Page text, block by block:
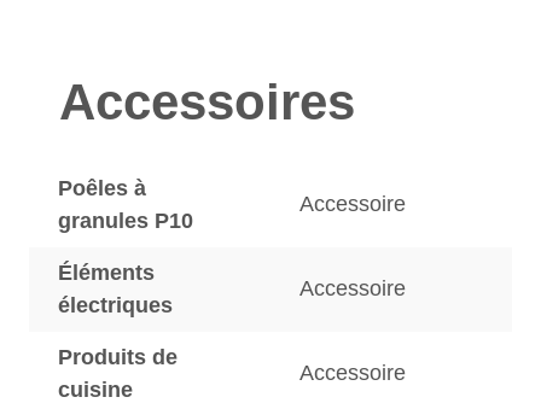
Accessoires
Poêles à
granules P10
Accessoire
Éléments
électriques
Accessoire
Produits de
cuisine
Accessoire